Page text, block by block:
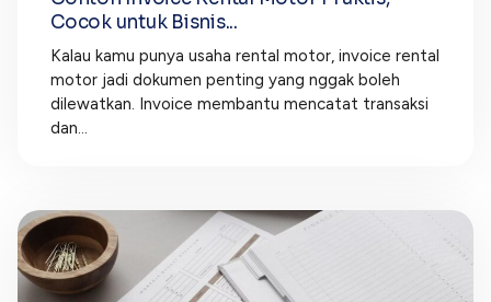
Cocok untuk Bisnis...
Kalau kamu punya usaha rental motor, invoice rental
motor jadi dokumen penting yang nggak boleh
dilewatkan. Invoice membantu mencatat transaksi
dan...